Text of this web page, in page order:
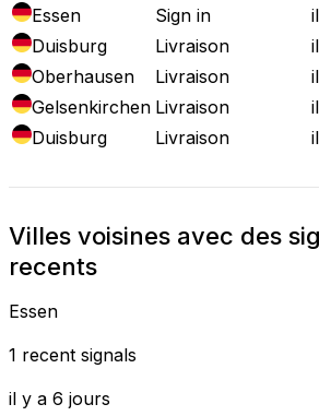
Essen
Sign in
Duisburg
Livraison
Oberhausen
Livraison
Gelsenkirchen Livraison
Duisburg
Livraison
Villes voisines avec des
recents
Essen
1 recent signals
il y a 6 jours